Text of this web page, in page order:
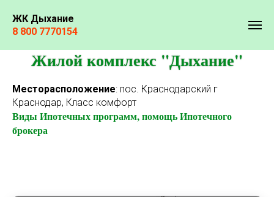
ЖК Дыхание
8 800 7770154
Главная » Дыхание
Жилой комплекс "Дыхание"
Месторасположение: пос. Краснодарский г
Краснодар, Класс комфорт
Виды Ипотечных программ, помощь Ипотечного
брокера